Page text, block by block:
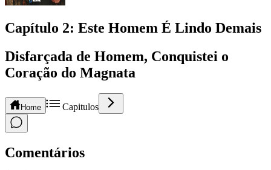
Capítulo 2: Este Homem É Lindo Demais
Disfarçada de Homem, Conquistei o
Coração do Magnata
Home Capitulos
Comentários